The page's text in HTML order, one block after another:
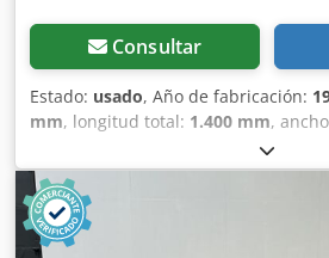
Consultar
Estado: usado, Año de fabricación:
mm, longitud total: 1.400 mm,
Gris Peso en vacío: 500 kg - Año de
Crodpszry I Aefx Alijf -
Certificado CE disponible: No -
Control: Convencional - Potencia del
Dimensiones de transporte: 1400 mm